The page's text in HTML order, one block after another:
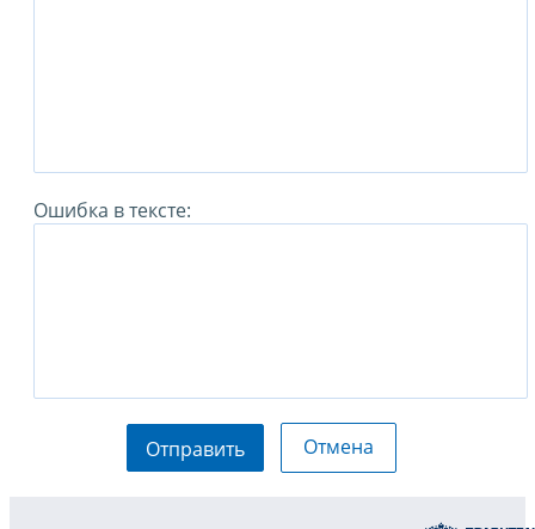
Ошибка в тексте:
Отправить Отмена